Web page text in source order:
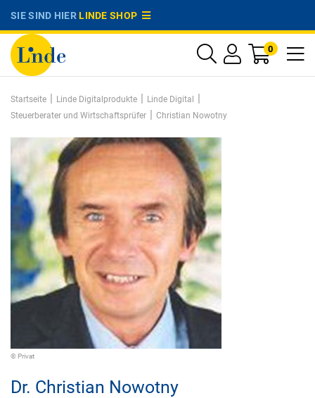
SIE SIND HIERLINDE SHOP
0
Startseite | Linde Digitalprodukte | Linde Digital |
Steuerberater und Wirtschaftsprüfer | Christian Nowotny
© Privat
Dr. Christian Nowotny